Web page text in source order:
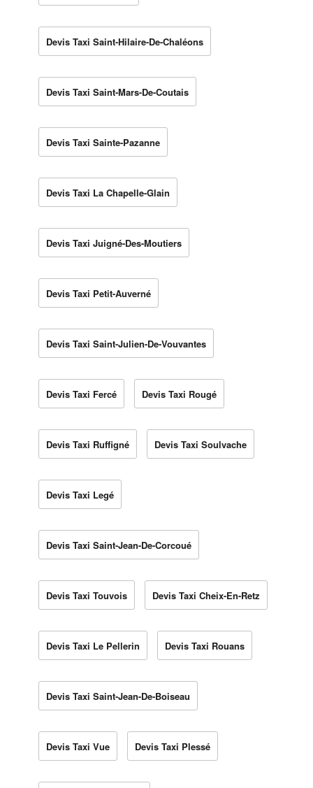
Devis Taxi Saint-Hilaire-De-Chaléons
Devis Taxi Saint-Mars-De-Coutais
Devis Taxi Sainte-Pazanne
Devis Taxi La Chapelle-Glain
Devis Taxi Juigné-Des-Moutiers
Devis Taxi Petit-Auverné
Devis Taxi Saint-Julien-De-Vouvantes
Devis Taxi Fercé Devis Taxi Rougé
Devis Taxi Ruffigné Devis Taxi Soulvache
Devis Taxi Legé
Devis Taxi Saint-Jean-De-Corcoué
Devis Taxi Touvois Devis Taxi Cheix-En-Retz
Devis Taxi Le Pellerin Devis Taxi Rouans
Devis Taxi Saint-Jean-De-Boiseau
Devis Taxi Vue Devis Taxi Plessé